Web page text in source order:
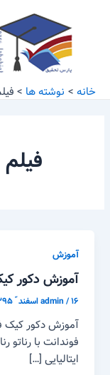
خانه نوشته ها
آموزش
آموزش دکور
admin/۱۶ اسفند ّ ۱۳۹۵
آموزش دکور کیک
فوندانت با رناتو
ایتالیایی […]